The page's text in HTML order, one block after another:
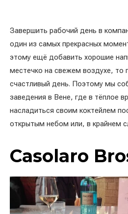
Завершить рабочий день в
один из самых прекрасных
этому ещё добавить хорошие
местечко на свежем воздухе, то
счастливый день. Поэтому мы
заведения в Вене, где в тёплое
насладиться своим коктейлем
открытым небом или, в крайнем
Casolaro